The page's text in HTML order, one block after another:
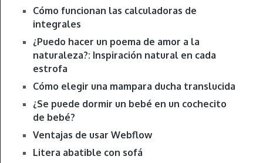
Cómo funcionan las calculadoras de
integrales
¿Puedo hacer un poema de amor a la
naturaleza?: Inspiración natural en cada
estrofa
Cómo elegir una mampara ducha translucida
¿Se puede dormir un bebé en un cochecito
de bebé?
Ventajas de usar Webflow
Litera abatible con sofá